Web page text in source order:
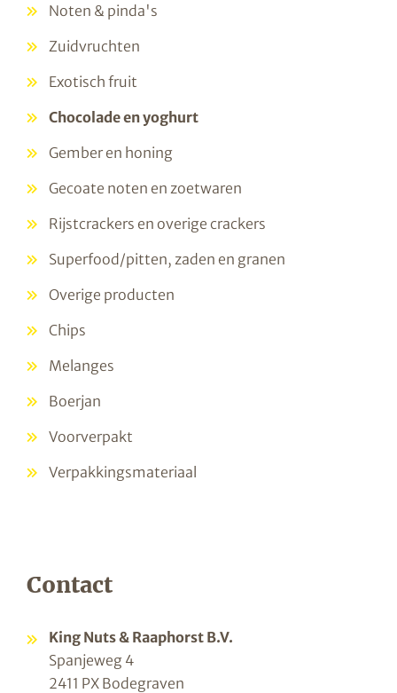
Noten & pinda's
Zuidvruchten
Exotisch fruit
Chocolade en yoghurt
Gember en honing
Gecoate noten en zoetwaren
Rijstcrackers en overige crackers
Superfood/pitten, zaden en granen
Overige producten
Chips
Melanges
Boerjan
Voorverpakt
Verpakkingsmateriaal
Contact
King Nuts & Raaphorst B.V.
Spanjeweg 4
2411 PX Bodegraven